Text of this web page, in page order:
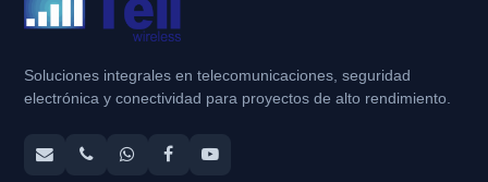
Soluciones integrales en telecomunicaciones, seguridad
electrónica y conectividad para proyectos de alto rendimiento.